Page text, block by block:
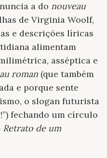
a do nouveau
de Virginia Woolf,
e descrições líricas
alimentam
asséptica e
roman (que também
e porque sente
o slogan futurista
fechando um círculo
Retrato de um